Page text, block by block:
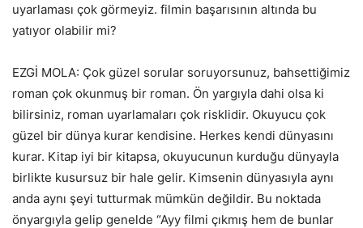
uyarlaması çok görmeyiz. filmin başarısının altında bu
yatıyor olabilir mi?
EZGİ MOLA: Çok güzel sorular soruyorsunuz, bahsettiğimiz
roman çok okunmuş bir roman. Ön yargıyla dahi olsa ki
bilirsiniz, roman uyarlamaları çok risklidir. Okuyucu çok
güzel bir dünya kurar kendisine. Herkes kendi dünyasını
kurar. Kitap iyi bir kitapsa, okuyucunun kurduğu dünyayla
birlikte kusursuz bir hale gelir. Kimsenin dünyasıyla aynı
anda aynı şeyi tutturmak mümkün değildir. Bu noktada
önyargıyla gelip genelde “Ayy filmi çıkmış hem de bunlar